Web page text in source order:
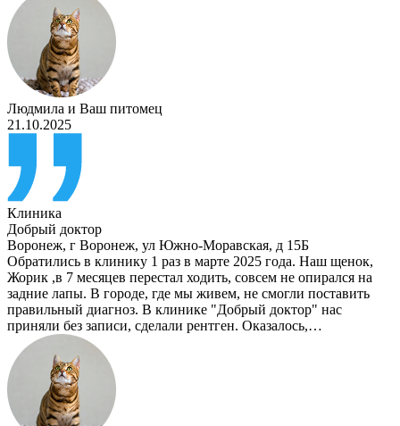
Людмила и Ваш питомец
21.10.2025
Клиника
Добрый доктор
Воронеж, г Воронеж, ул Южно-Моравская, д 15Б
Обратились в клинику 1 раз в марте 2025 года. Наш щенок,
Жорик ,в 7 месяцев перестал ходить, совсем не опирался на
задние лапы. В городе, где мы живем, не смогли поставить
правильный диагноз. В клинике "Добрый доктор" нас
приняли без записи, сделали рентген. Оказалось,…